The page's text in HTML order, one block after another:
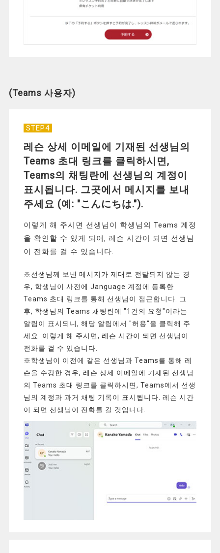
(Teams 사용자)
STEP4
레슨 상세 이메일에 기재된 선생님의
Teams 초대 링크를 클릭하시면,
Teams의 채팅란에 선생님의 계정이
표시됩니다. 그곳에서 메시지를 보내
주세요 (예: "こんにちは.").
이렇게 해 주시면 선생님이 학생님의 Teams 계정
을 확인할 수 있게 되어, 레슨 시간이 되면 선생님
이 전화를 걸 수 있습니다.
※선생님께 보낸 메시지가 제대로 전달되지 않는 경
우, 학생님이 사전에 Janguage 계정에 등록한
Teams 초대 링크를 통해 선생님이 접근합니다. 그
후, 학생님의 Teams 채팅란에 "1건의 요청"이라는
알림이 표시되니, 해당 알림에서 "허용"을 클릭해 주
세요. 이렇게 해 주시면, 레슨 시간이 되면 선생님이
전화를 걸 수 있습니다.
※학생님이 이전에 같은 선생님과 Teams를 통해 레
슨을 수강한 경우, 레슨 상세 이메일에 기재된 선생님
의 Teams 초대 링크를 클릭하시면, Teams에서 선생
님의 계정과 과거 채팅 기록이 표시됩니다. 레슨 시간
이 되면 선생님이 전화를 걸 것입니다.